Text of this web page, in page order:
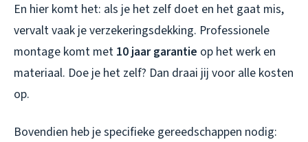
En hier komt het: als je het zelf doet en het gaat mis,
vervalt vaak je verzekeringsdekking. Professionele
montage komt met 10 jaar garantie op het werk en
materiaal. Doe je het zelf? Dan draai jij voor alle kosten
op.
Bovendien heb je specifieke gereedschappen nodig: